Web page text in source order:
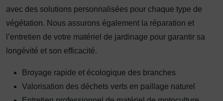
avec des solutions personnalisées pour chaque type de
végétation. Nous assurons également la réparation et
l’entretien de votre matériel de jardinage pour garantir sa
longévité et son efficacité.
Broyage rapide et écologique des branches
Valorisation des déchets verts en paillage naturel